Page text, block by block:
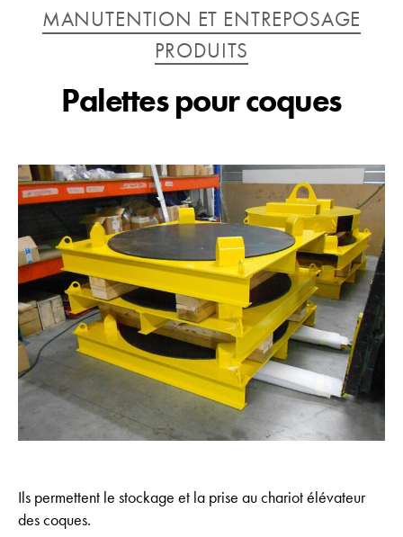
Catégories
MANUTENTION ET ENTREPOSAGE
PRODUITS
Palettes pour coques
Ils permettent le stockage et la prise au chariot élévateur
des coques.